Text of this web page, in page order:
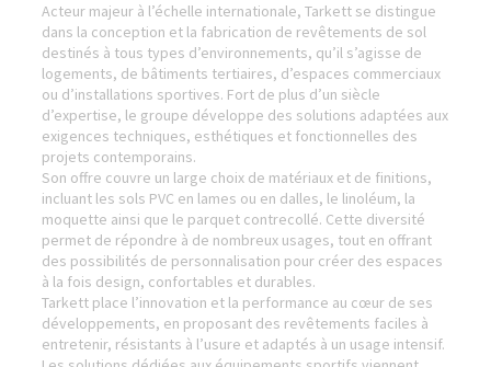
Acteur majeur à l’échelle internationale, Tarkett se distingue
dans la conception et la fabrication de revêtements de sol
destinés à tous types d’environnements, qu’il s’agisse de
logements, de bâtiments tertiaires, d’espaces commerciaux
ou d’installations sportives. Fort de plus d’un siècle
d’expertise, le groupe développe des solutions adaptées aux
exigences techniques, esthétiques et fonctionnelles des
projets contemporains.
Son offre couvre un large choix de matériaux et de finitions,
incluant les sols PVC en lames ou en dalles, le linoléum, la
moquette ainsi que le parquet contrecollé. Cette diversité
permet de répondre à de nombreux usages, tout en offrant
des possibilités de personnalisation pour créer des espaces
à la fois design, confortables et durables.
Tarkett place l’innovation et la performance au cœur de ses
développements, en proposant des revêtements faciles à
entretenir, résistants à l’usure et adaptés à un usage intensif.